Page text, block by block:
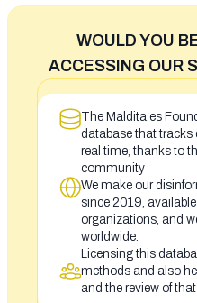
WOULD YOU
ACCESSING OUR
The Maldita.es
database that
real time, thanks to
community
We make our
since 2019,
organizations, and
worldwide.
Licensing this
methods and also
and the review of that